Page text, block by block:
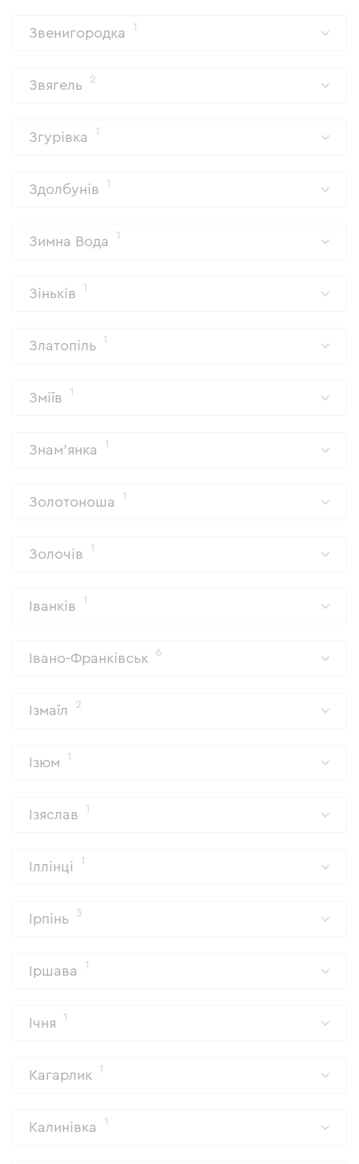
Звенигородка 1
Звягель 2
Згурівка 1
Здолбунів 1
Зимна Вода 1
Зіньків 1
Златопіль 1
Зміїв 1
Знам'янка 1
Золотоноша 1
Золочів 1
Іванків 1
Івано-Франківськ 6
Ізмаїл 2
Ізюм 1
Ізяслав 1
Іллінці 1
Ірпінь 3
Іршава 1
Ічня 1
Кагарлик 1
Калинівка 1